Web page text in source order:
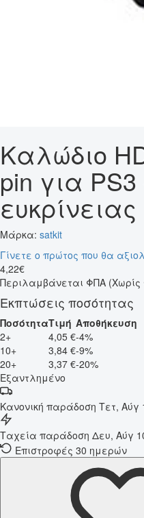
Καλώδιο
pin για
ευκρίνειας
Μάρκα: satkit
Γίνετε ο πρώτος που θα
4,22€
Περιλαμβάνεται ΦΠΑ (Χωρίς
Εκπτώσεις ποσότητας
ΠοσότηταΤιμή Αποθήκευση
2+
4,05 €-4%
10+
3,84 €-9%
20+
3,37 €-20%
Εξαντλημένο
Κανονική παράδοση Τετ, Αύγ
Ταχεία παράδοση Δευ, Αύγ
Επιστροφές 30 ημερών